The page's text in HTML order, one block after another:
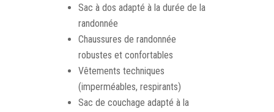
Sac à dos adapté à la durée de la
randonnée
Chaussures de randonnée
robustes et confortables
Vêtements techniques
(imperméables, respirants)
Sac de couchage adapté à la